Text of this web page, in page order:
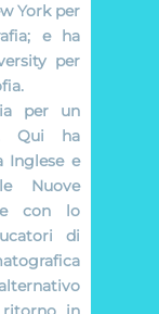
York per
e ha
per
per un
Qui ha
Inglese e
Nuove
con lo
di